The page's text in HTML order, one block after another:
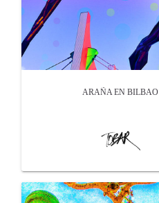
ARAÑA EN BILBAO